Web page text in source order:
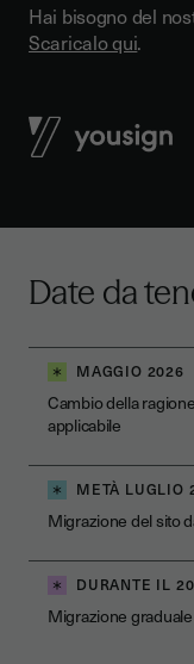
Hai bisogno del
Scaricalo qui.
Date da
MAGGIO 2026
Cambio della
applicabile
METÀ LUGLIO
Migrazione del sito
DURANTE IL
Migrazione